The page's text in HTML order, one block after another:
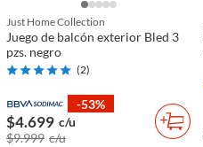
Just Home Collection
Juego de balcón exterior Bled 3
pzs. negro
(2)
-53%
$4.699 c/u
$9.999 c/u